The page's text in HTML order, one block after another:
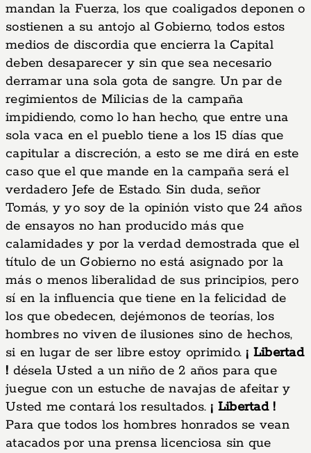
mandan la Fuerza, los que coaligados deponen o
sostienen a su antojo al Gobierno, todos estos
medios de discordia que encierra la Capital
deben desaparecer y sin que sea necesario
derramar una sola gota de sangre. Un par de
regimientos de Milicias de la campaña
impidiendo, como lo han hecho, que entre una
sola vaca en el pueblo tiene a los 15 días que
capitular a discreción, a esto se me dirá en este
caso que el que mande en la campaña será el
verdadero Jefe de Estado. Sin duda, señor
Tomás, y yo soy de la opinión visto que 24 años
de ensayos no han producido más que
calamidades y por la verdad demostrada que el
título de un Gobierno no está asignado por la
más o menos liberalidad de sus principios, pero
sí en la influencia que tiene en la felicidad de
los que obedecen, dejémonos de teorías, los
hombres no viven de ilusiones sino de hechos,
si en lugar de ser libre estoy oprimido. ¡ Libertad
! désela Usted a un niño de 2 años para que
juegue con un estuche de navajas de afeitar y
Usted me contará los resultados. ¡ Libertad !
Para que todos los hombres honrados se vean
atacados por una prensa licenciosa sin que